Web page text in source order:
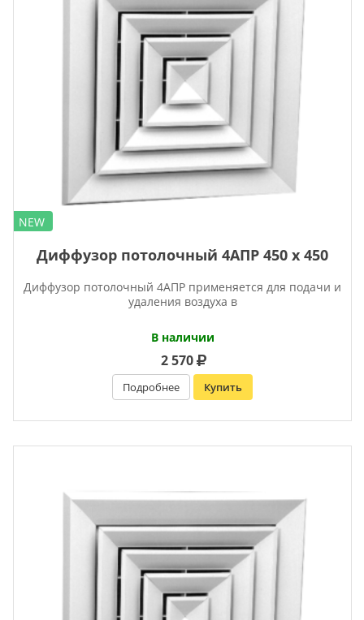
NEW
Диффузор потолочный 4АПР 450 х 450
Диффузор потолочный 4АПР применяется для подачи и
удаления воздуха в
В наличии
2 570
Подробнее Купить